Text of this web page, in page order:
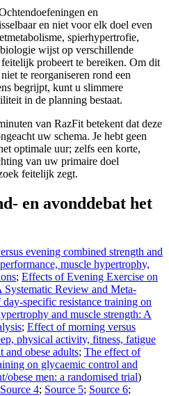
en
en niet voor elk doel even
spierhypertrofie,
wijst op verschillende
probeert te bereiken. Om dit
te reorganiseren rond een
begrijpt, kunt u slimmere
in de planning bestaat.
van RazFit betekent dat deze
uw schema. Je hebt geen
optimale uur; zelfs een korte,
van uw primaire doel
feitelijk zegt.
en avonddebat het
evening combined strength and
muscle hypertrophy,
; Effects of Evening Exercise on
Systematic Review and Meta-
specific resistance training on
and muscle strength: A
; Effect of morning versus
physical activity, fitness, fatigue
obese adults; The effect of
on glycaemic control and
obese men: a randomised trial)
Source 4; Source 5; Source 6;